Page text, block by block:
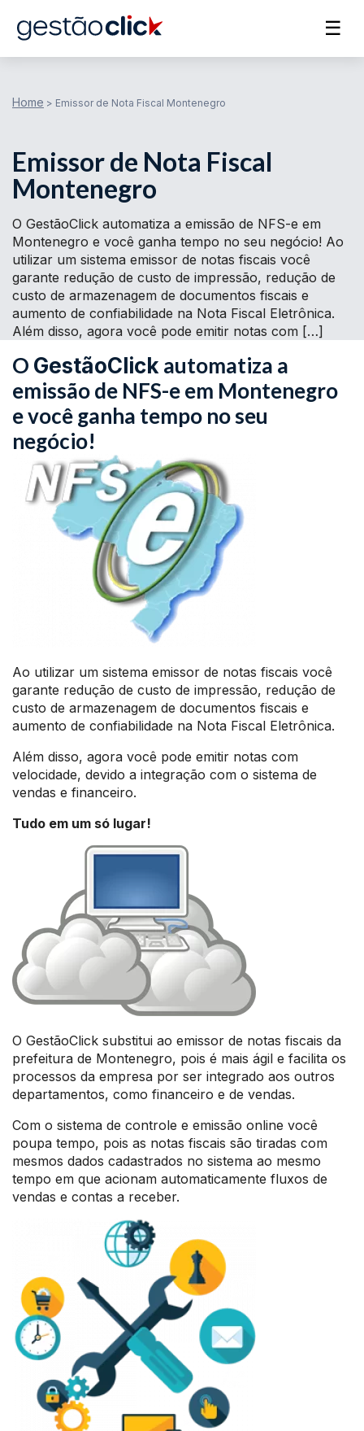
☰
Home > Emissor de Nota Fiscal Montenegro
Emissor de Nota Fiscal
Montenegro
O GestãoClick automatiza a emissão de NFS-e em
Montenegro e você ganha tempo no seu negócio! Ao
utilizar um sistema emissor de notas fiscais você
garante redução de custo de impressão, redução de
custo de armazenagem de documentos fiscais e
aumento de confiabilidade na Nota Fiscal Eletrônica.
Além disso, agora você pode emitir notas com […]
O GestãoClick automatiza a
emissão de NFS-e em Montenegro
e você ganha tempo no seu
negócio!
Ao utilizar um sistema emissor de notas fiscais você
garante redução de custo de impressão, redução de
custo de armazenagem de documentos fiscais e
aumento de confiabilidade na Nota Fiscal Eletrônica.
Além disso, agora você pode emitir notas com
velocidade, devido a integração com o sistema de
vendas e financeiro.
Tudo em um só lugar!
O GestãoClick substitui ao emissor de notas fiscais da
prefeitura de Montenegro, pois é mais ágil e facilita os
processos da empresa por ser integrado aos outros
departamentos, como financeiro e de vendas.
Com o sistema de controle e emissão online você
poupa tempo, pois as notas fiscais são tiradas com
mesmos dados cadastrados no sistema ao mesmo
tempo em que acionam automaticamente fluxos de
vendas e contas a receber.